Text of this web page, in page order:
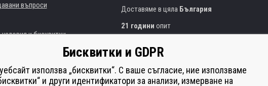
въпроси
и бисквитки
принтери
Доставяме в цяла България
21 години опит
Полезен подход
Goldenсертификат Heureka
Бисквитки и GDPR
използва „бисквитки“. С ваше съгласие, ние използваме
и други идентификатори за анализи, измерване на